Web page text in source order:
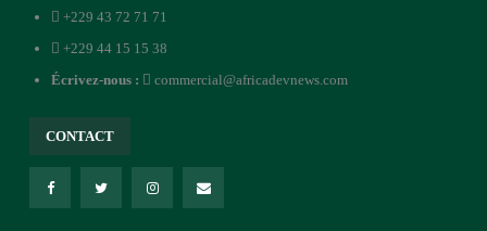
+229 43 72 71 71
+229 44 15 15 38
Écrivez-nous :
commercial@africadevnews.com
CONTACT